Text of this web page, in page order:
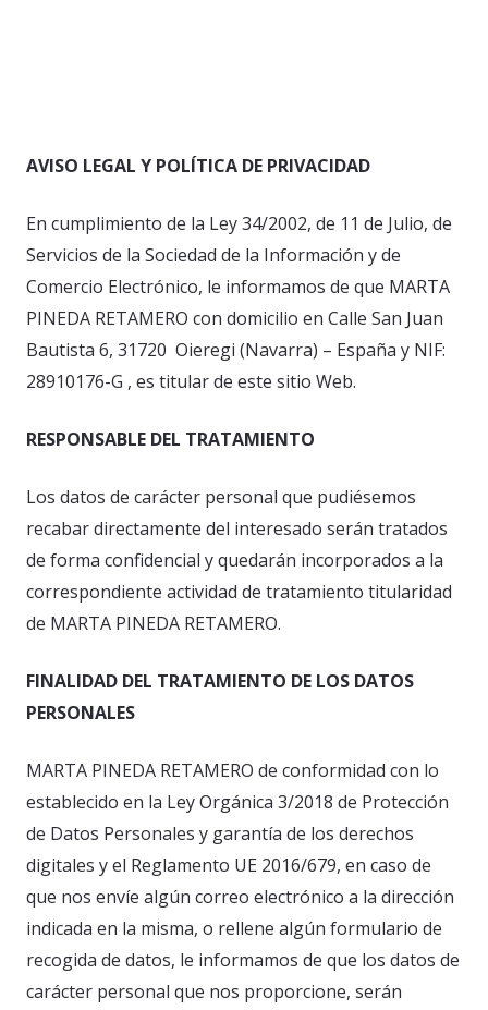
AVISO LEGAL Y POLÍTICA DE PRIVACIDAD
En cumplimiento de la Ley 34/2002, de 11 de Julio, de
Servicios de la Sociedad de la Información y de
Comercio Electrónico, le informamos de que MARTA
PINEDA RETAMERO con domicilio en Calle San Juan
Bautista 6, 31720 Oieregi (Navarra) – España y NIF:
28910176-G , es titular de este sitio Web.
RESPONSABLE DEL TRATAMIENTO
Los datos de carácter personal que pudiésemos
recabar directamente del interesado serán tratados
de forma confidencial y quedarán incorporados a la
correspondiente actividad de tratamiento titularidad
de MARTA PINEDA RETAMERO.
FINALIDAD DEL TRATAMIENTO DE LOS DATOS
PERSONALES
MARTA PINEDA RETAMERO de conformidad con lo
establecido en la Ley Orgánica 3/2018 de Protección
de Datos Personales y garantía de los derechos
digitales y el Reglamento UE 2016/679, en caso de
que nos envíe algún correo electrónico a la dirección
indicada en la misma, o rellene algún formulario de
recogida de datos, le informamos de que los datos de
carácter personal que nos proporcione, serán